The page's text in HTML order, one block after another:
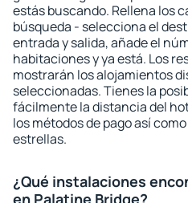
estás buscando. Rellena los
búsqueda - selecciona el
entrada y salida, añade el
habitaciones y ya está. Los
mostrarán los alojamientos
seleccionadas. Tienes la
fácilmente la distancia del
los métodos de pago así
estrellas.
¿Qué instalaciones
en Palatine Bridge?